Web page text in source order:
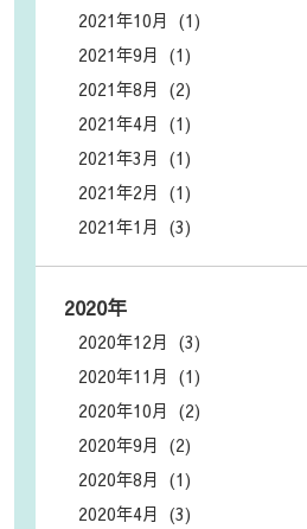
2021年10月 (1)
2021年9月 (1)
2021年8月 (2)
2021年4月 (1)
2021年3月 (1)
2021年2月 (1)
2021年1月 (3)
2020年
2020年12月 (3)
2020年11月 (1)
2020年10月 (2)
2020年9月 (2)
2020年8月 (1)
2020年4月 (3)